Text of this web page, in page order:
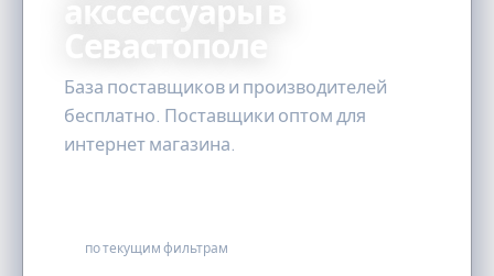
акссессуары в
Севастополе
База поставщиков и производителей
бесплатно. Поставщики оптом для
интернет магазина.
по текущим фильтрам